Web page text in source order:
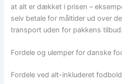
at alt er dækket i prisen –
selv betale for måltider ud over
transport uden for pakkens tilbud.
Fordele og ulemper for danske
Fordele ved alt-inkluderet